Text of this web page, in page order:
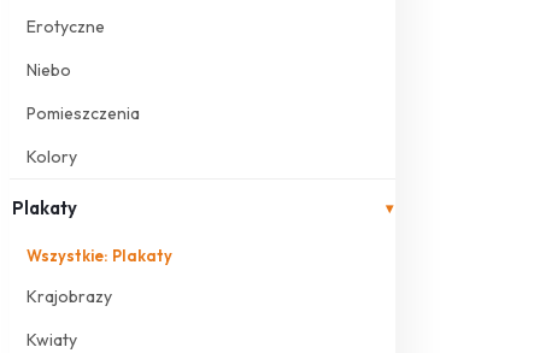
Erotyczne
Niebo
Pomieszczenia
Kolory
Plakaty ▾
Wszystkie: Plakaty
Krajobrazy
Kwiaty